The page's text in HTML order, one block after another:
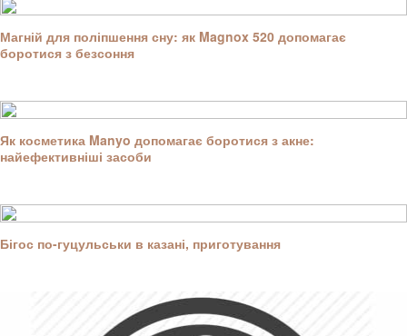
Магній для поліпшення сну: як Magnox 520 допомагає
боротися з безсоння
Як косметика Manyo допомагає боротися з акне:
найефективніші засоби
Бігос по-гуцульськи в казані, приготування